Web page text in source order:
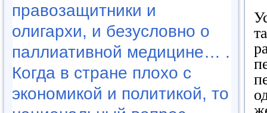
правозащитники и
олигархи, и безусловно о
паллиативной медицине… .
Когда в стране плохо с
экономикой и политикой, то